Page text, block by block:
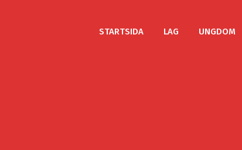
STARTSIDA LAG UNGDOM